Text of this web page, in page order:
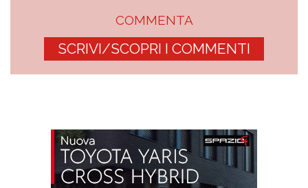
COMMENTA
SCRIVI/SCOPRI I COMMENTI